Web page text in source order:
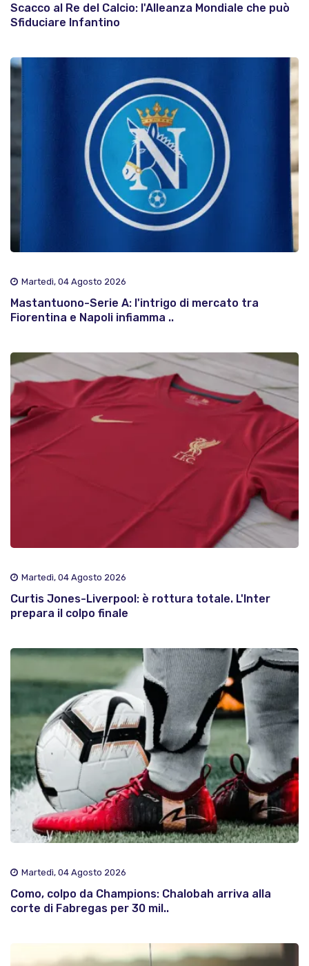
Scacco al Re del Calcio: l'Alleanza Mondiale che può
Sfiduciare Infantino
Martedì, 04 Agosto 2026
Mastantuono-Serie A: l'intrigo di mercato tra
Fiorentina e Napoli infiamma ..
Martedì, 04 Agosto 2026
Curtis Jones-Liverpool: è rottura totale. L'Inter
prepara il colpo finale
Martedì, 04 Agosto 2026
Como, colpo da Champions: Chalobah arriva alla
corte di Fabregas per 30 mil..